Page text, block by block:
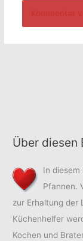
Über diesen
In diesem
Pfannen.
zur Erhaltung der
Küchenhelfer
Kochen und